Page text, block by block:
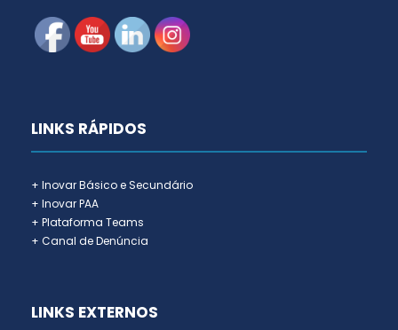
LINKS RÁPIDOS
+ Inovar Básico e Secundário
+ Inovar PAA
+ Plataforma Teams
+ Canal de Denúncia
LINKS EXTERNOS